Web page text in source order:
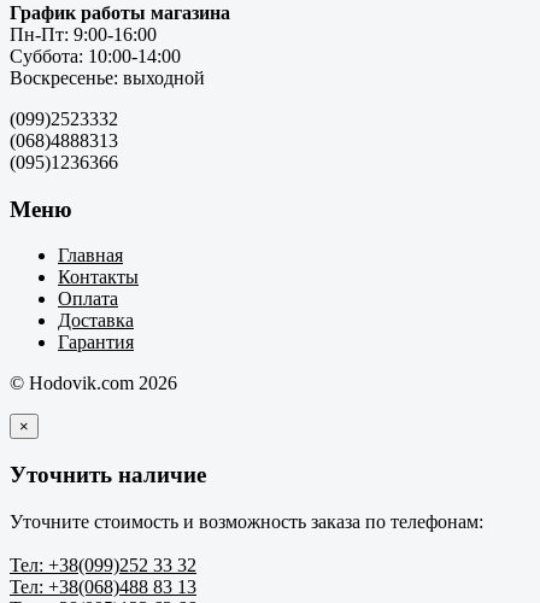
График работы магазина
Пн-Пт: 9:00-16:00
Суббота: 10:00-14:00
Воскресенье: выходной
(099)2523332
(068)4888313
(095)1236366
Меню
Главная
Контакты
Оплата
Доставка
Гарантия
© Hodovik.com 2026
×
Уточнить наличие
Уточните стоимость и возможность заказа по телефонам:
Тел: +38(099)252 33 32
Тел: +38(068)488 83 13